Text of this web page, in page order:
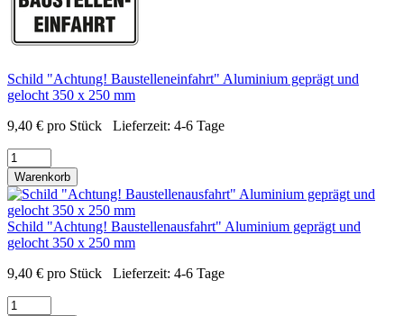
Schild "Achtung! Baustelleneinfahrt" Aluminium geprägt und
gelocht 350 x 250 mm
9,40 € pro Stück Lieferzeit: 4-6 Tage
Warenkorb
Schild "Achtung! Baustellenausfahrt" Aluminium geprägt und
gelocht 350 x 250 mm
9,40 € pro Stück Lieferzeit: 4-6 Tage